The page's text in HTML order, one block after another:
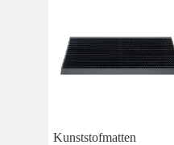
Kunststofmatten